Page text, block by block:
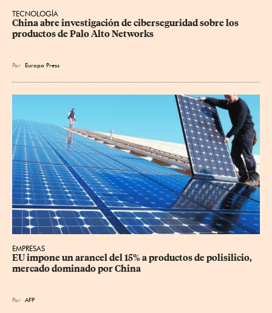
TECNOLOGÍA
China abre investigación de ciberseguridad sobre los
productos de Palo Alto Networks
Por Europa Press
EMPRESAS
EU impone un arancel del 15% a productos de polisilicio,
mercado dominado por China
Por AFP